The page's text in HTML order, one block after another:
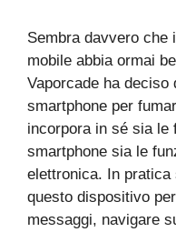
Sembra davvero che
mobile abbia ormai
Vaporcade ha
smartphone per
incorpora in sé sia le
smartphone sia le
elettronica. In
questo dispositivo
messaggi, navigare